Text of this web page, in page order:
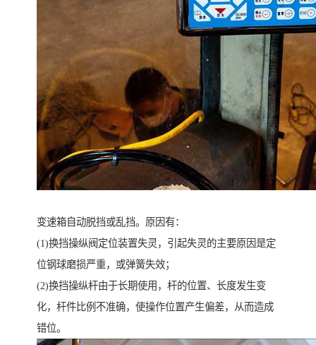
变速箱自动脱挡或乱挡。原因有：
(1)换挡操纵阀定位装置失灵，引起失灵的主要原因是定
位钢球磨损严重，或弹簧失效；
(2)换挡操纵杆由于长期使用，杆的位置、长度发生变
化，杆件比例不准确，使操作位置产生偏差，从而造成
错位。